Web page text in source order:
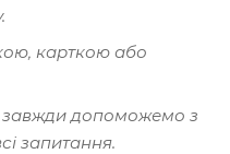
карткою або
завжди допоможемо з
запитання.